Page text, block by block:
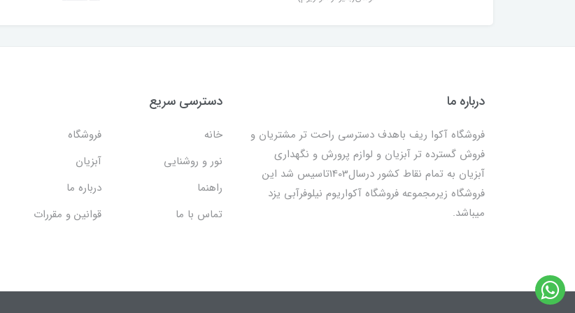
درباره ما
فروشگاه آکوا ریف باهدف دسترسی راحت تر مشتریان و
فروش گسترده تر آبزیان و لوازم پرورش و نگهداری
آبزیان به تمام نقاط کشور درسال1403تاسیس شد این
فروشگاه زیرمجموعه فروشگاه آکواریوم نیلوفرآبی یزد
میباشد.
دسترسی سریع
خانه
فروشگاه
نور و روشنایی
آبزیان
راهنما
درباره ما
تماس با ما
قوانین و مقررات